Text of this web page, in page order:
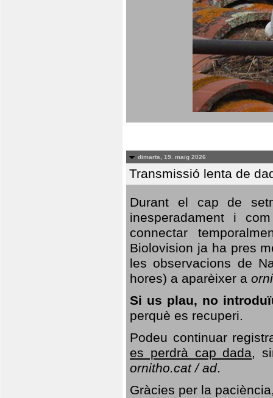
dimarts, 19. maig 2026
Transmissió lenta de
Durant el cap de
inesperadament i
connectar
Biolovision ja ha pres
les observacions de
hores) a aparèixer a
Si us plau, no
perquè es recuperi.
Podeu continuar
es perdrà cap dada,
ornitho.cat / ad.
Gràcies per la